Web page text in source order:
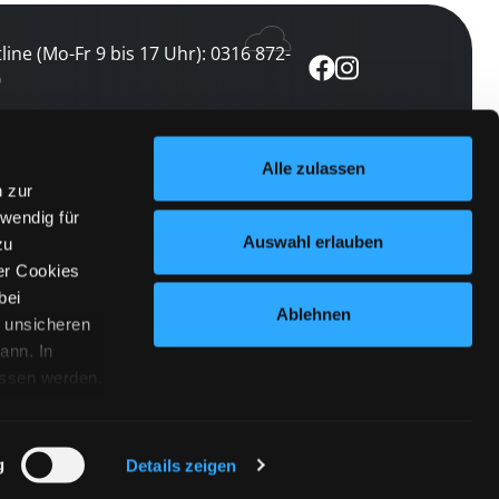
zur
für
Cookies
unsicheren
In
werden.
links
Details zeigen
Alle zulassen
Auswahl erlauben
Ablehnen
(Mo-Fr 9 bis 17 Uhr): 0316 872-
abonnieren
keine Veranstaltung verpassen
abonnieren